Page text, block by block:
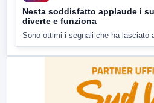
Nesta soddisfatto applaude i
diverte e funziona
Sono ottimi i segnali che ha lasciato